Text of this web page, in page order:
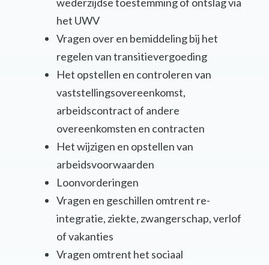
het UWV
Vragen over en bemiddeling bij het
regelen van transitievergoeding
Het opstellen en controleren van
vaststellingsovereenkomst,
arbeidscontract of andere
overeenkomsten en contracten
Het wijzigen en opstellen van
arbeidsvoorwaarden
Loonvorderingen
Vragen en geschillen omtrent re-
integratie, ziekte, zwangerschap, verlof
of vakanties
Vragen omtrent het sociaal